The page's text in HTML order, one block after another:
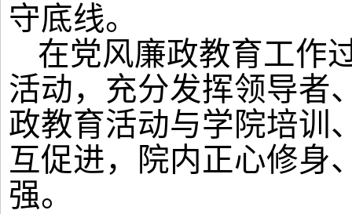
守底线。
在党风廉政教育工作
活动，充分发挥领导者
政教育活动与学院培训
互促进，院内正心修身
强。